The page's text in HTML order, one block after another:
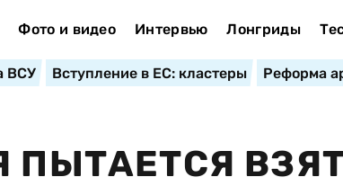
Фото и видео Интервью Лонгриды
ВСУ Вступление в ЕС: кластеры Реформа